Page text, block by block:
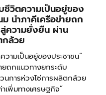
ชีวิตความเป็นอยู่ของ
นำภาคีเครือข่ายถก
ความยั่งยืน ผ่าน
กล้วย
ามเป็นอยู่ของประชาชน”
ถกแนวทางยกระดับ
นการห่วงโซ่การผลิตกล้วย
เพิ่มทางเศรษฐกิจ”